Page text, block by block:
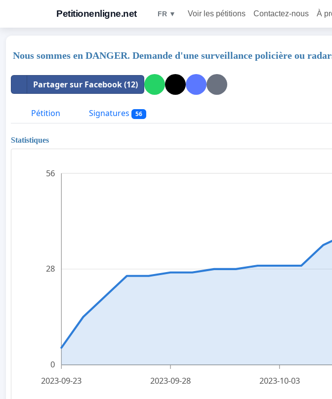
Petitionenligne.net FR ▼ Voir les pétitions Contactez-nous À
Nous sommes en DANGER. Demande d'une surveillance policière ou
Partager sur Facebook (12)
Pétition Signatures 56
Statistiques
0
28
56
2023-09-23 2023-09-28 2023-10-03